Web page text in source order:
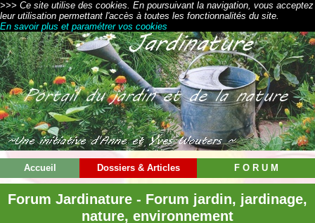
>>> Ce site utilise des cookies. En poursuivant la navigation, vous acceptez
leur utilisation permettant l'accès à toutes les fonctionnalités du site.
En savoir plus et paramétrer vos cookies
Accueil Dossiers & Articles F O R U M
Forum Jardinature - Forum jardin, jardinage,
nature, environnement